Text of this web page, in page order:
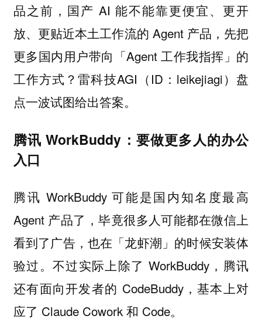
品之前，国产 AI 能不能靠更便宜、更开
放、更贴近本土工作流的 Agent 产品，先把
更多国内用户带向「Agent 工作我指挥」的
工作方式？雷科技AGI（ID：leikejiagi）盘
点一波试图给出答案。
腾讯 WorkBuddy：要做更多人的办公
入口
腾讯 WorkBuddy 可能是国内知名度最高
Agent 产品了，毕竟很多人可能都在微信上
看到了广告，也在「龙虾潮」的时候安装体
验过。不过实际上除了 WorkBuddy，腾讯
还有面向开发者的 CodeBuddy，基本上对
应了 Claude Cowork 和 Code。